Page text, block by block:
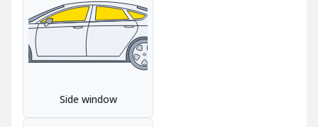
Side window